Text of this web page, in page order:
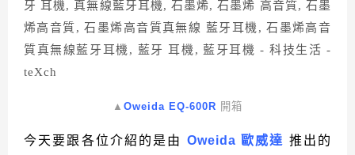
▲ Oweida EQ-600R 開箱
今天要跟各位介紹的是由 Oweida 歐威達 推出的